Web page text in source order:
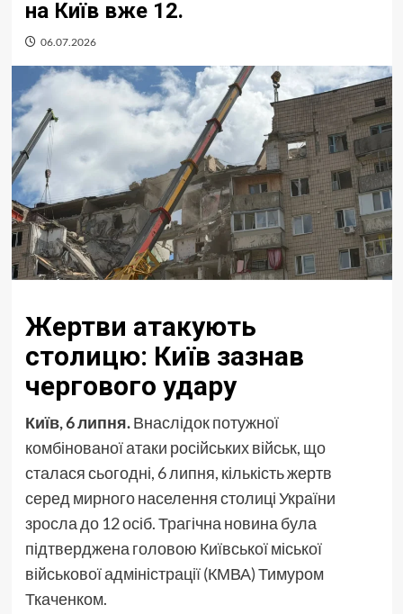
на Київ вже 12.
06.07.2026
Жертви атакують
столицю: Київ зазнав
чергового удару
Київ, 6 липня.Внаслідок потужної
комбінованої атаки російських військ, що
сталася сьогодні, 6 липня, кількість жертв
серед мирного населення столиці України
зросла до 12 осіб. Трагічна новина була
підтверджена головою Київської міської
військової адміністрації (КМВА) Тимуром
Ткаченком.